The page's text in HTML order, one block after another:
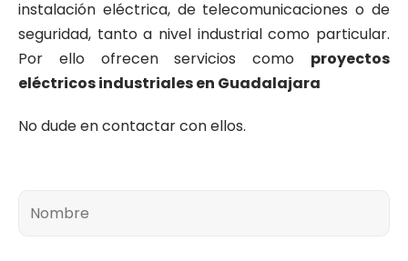
instalación eléctrica, de telecomunicaciones o de
seguridad, tanto a nivel industrial como particular.
Por ello ofrecen servicios como proyectos
eléctricos industriales en Guadalajara
No dude en contactar con ellos.